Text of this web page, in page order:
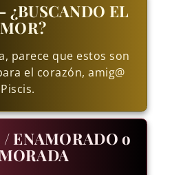
¿BUSCANDO EL
parece que estos son
el corazón, amig@
Piscis.
/ ENAMORADO o